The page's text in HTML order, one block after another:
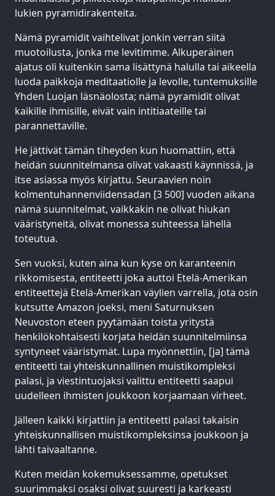
lukien pyramidirakenteita.
Nämä pyramidit vaihtelivat jonkin verran siitä
muotoilusta, jonka me levitimme. Alkuperäinen
ajatus oli kuitenkin sama lisättynä halulla tai aikeella
luoda paikkoja meditaatiolle ja levolle, tuntemuksille
Yhden Luojan läsnäolosta; nämä pyramidit olivat
kaikille ihmisille, eivät vain intitiaateille tai
parannettaville.
He jättivät tämän tiheyden kun huomattiin, että
heidän suunnitelmansa olivat vakaasti käynnissä, ja
itse asiassa myös kirjattu. Seuraavien noin
kolmentuhannenviidensadan [3 500] vuoden aikana
nämä suunnitelmat, vaikkakin ne olivat hiukan
vääristyneitä, olivat monessa suhteessa lähellä
toteutua.
Sen vuoksi, kuten aina kun kyse on karanteenin
rikkomisesta, entiteetti joka auttoi Etelä-Amerikan
entiteettejä Etelä-Amerikan väylien varrella, jota osin
kutsutte Amazon joeksi, meni Saturnuksen
Neuvoston eteen pyytämään toista yritystä
henkilökohtaisesti korjata heidän suunnitelmiinsa
syntyneet vääristymät. Lupa myönnettiin, [ja] tämä
entiteetti tai yhteiskunnallinen muistikompleksi
palasi, ja viestintuojaksi valittu entiteetti saapui
uudelleen ihmisten joukkoon korjaamaan virheet.
Jälleen kaikki kirjattiin ja entiteetti palasi takaisin
yhteiskunnallisen muistikompleksinsa joukkoon ja
lähti taivaaltanne.
Kuten meidän kokemuksessamme, opetukset
suurimmaksi osaksi olivat suuresti ja karkeasti